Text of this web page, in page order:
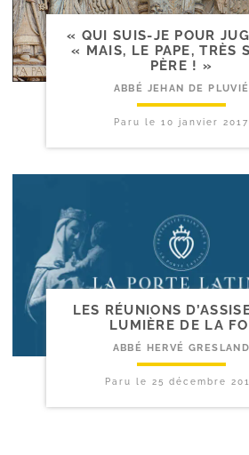
« QUI SUIS-​JE POUR
« MAIS, LE PAPE, TRÈS
PÈRE ! »
ABBÉ JEHAN DE PLUVIÉ
Paru le 10 janvier 2017
LES RÉUNIONS
LUMIÈRE DE LA
ABBÉ HERVÉ GRESLAND
Paru le 25 décembre